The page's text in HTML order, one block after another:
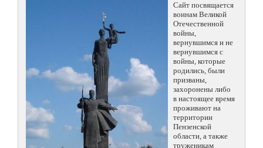
Сайт посвящается
воинам Великой
Отечественной
войны,
вернувшимся и не
вернувшимся с
войны, которые
родились, были
призваны,
захоронены либо
в настоящее время
проживают на
территории
Пензенской
области, а также
труженикам